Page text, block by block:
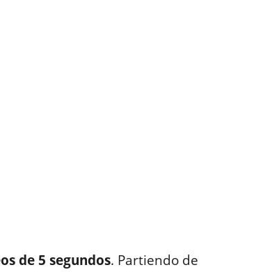
de 5 segundos. Partiendo de